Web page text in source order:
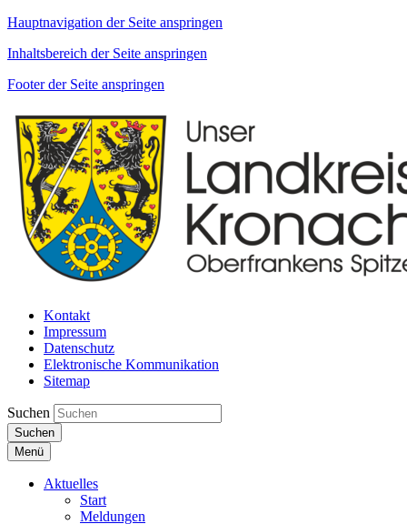
Hauptnavigation der Seite anspringen
Inhaltsbereich der Seite anspringen
Footer der Seite anspringen
Kontakt
Impressum
Datenschutz
Elektronische Kommunikation
Sitemap
Suchen
Suchen
Menü
Aktuelles
Start
Meldungen